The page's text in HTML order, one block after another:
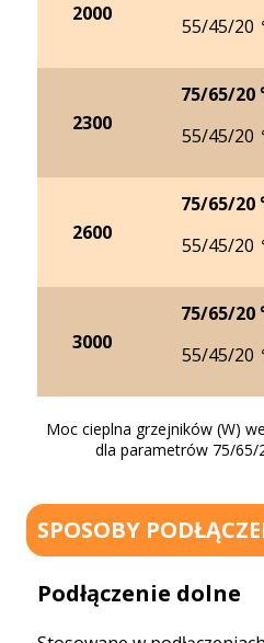
2000
55/45/20
2300
75/65/
55/45/20
2600
75/65/
55/45/20
3000
75/65/
55/45/20
Moc cieplna grzejników (W)
dla parametrów 75/65/
SPOSOBY
Podłączenie dolne